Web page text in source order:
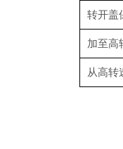
转开盖
加至高
从高转